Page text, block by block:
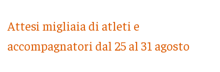
Attesi migliaia di atleti e
accompagnatori dal 25 al 31 agosto